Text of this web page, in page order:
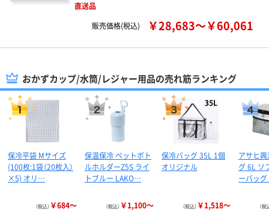
直送品
販売価格(税込)
￥28,683～￥60,061
おかずカップ/水筒/レジャー用品の売れ筋ランキング
保冷平袋 Mサイズ
(100枚:1袋（20枚入）
×5) オリ…
（税込） ￥684～
保温保冷 ペットボト
ルホルダーZ5S ライ
トブルー LAKO…
（税込） ￥1,100～
保冷バッグ 35L 1個
オリジナル
（税込） ￥1,518～
アサヒ
グ 6L ソ
ーバッ
（税